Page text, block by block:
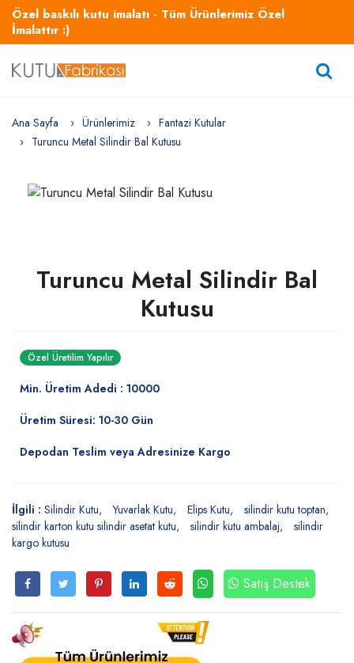
Özel baskılı kutu imalatı - Tüm Ürünlerimiz Özel
İmalattır :)
Ana Sayfa Ürünlerimiz
Fantazi Kutular
Turuncu Metal Silindir Bal Kutusu
Turuncu Metal Silindir Bal
Kutusu
Özel Üretilim Yapılır
Min. Üretim Adedi : 10000
Üretim Süresi: 10-30 Gün
Depodan Teslim veya Adresinize Kargo
İlgili : Silindir Kutu Yuvarlak Kutu Elips Kutu
silindir kutu toptan
silindir karton kutu silindir asetat kutu
silindir kutu ambalaj
silindir
kargo kutusu
Satış Destek